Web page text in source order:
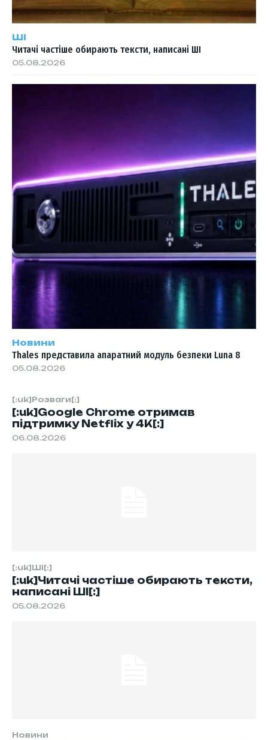
[:uk]Розваги[:]
[:uk]Google Chrome отримав
підтримку Netflix у 4K[:]
06.08.2026
[:uk]ШІ[:]
[:uk]Читачі частіше обирають тексти,
написані ШІ[:]
05.08.2026
Новини
ШІ
Читачі частіше обирають тексти, написані ШІ
05.08.2026
Новини
Thales представила апаратний модуль безпеки Luna 8
05.08.2026